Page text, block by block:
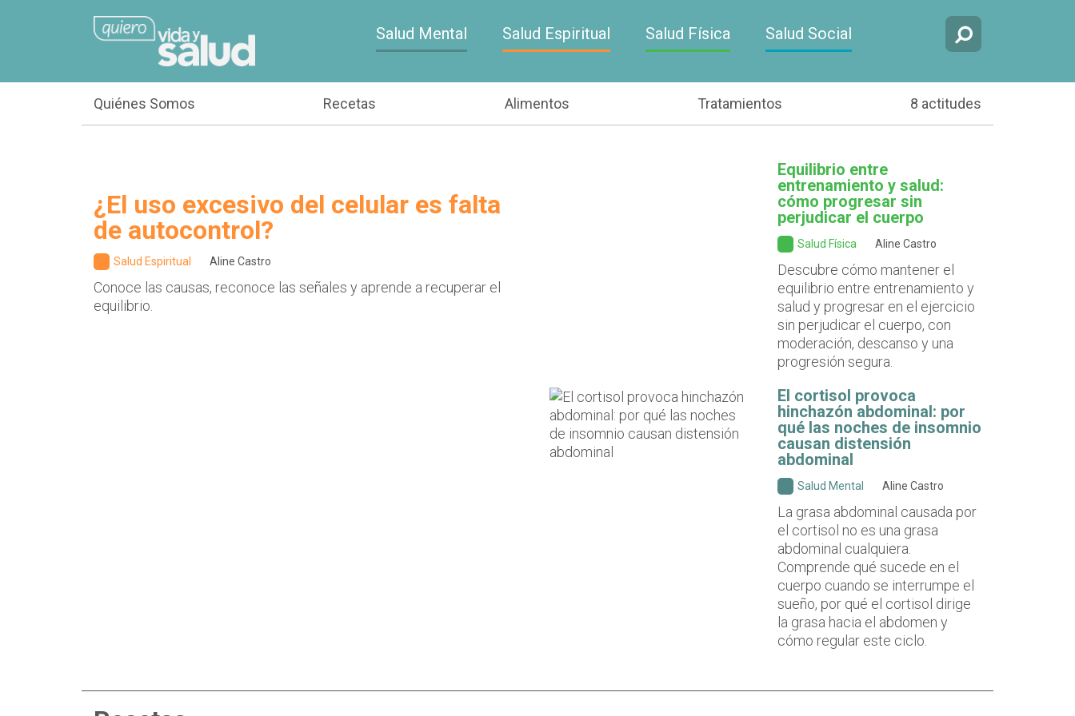
Salud Mental Salud Espiritual Salud Física Salud Social
Quiénes Somos Recetas Alimentos Tratamientos 8 actitudes
¿El uso excesivo del celular es falta
de autocontrol?
Salud Espiritual Aline Castro
Conoce las causas, reconoce las señales y aprende a recuperar el
equilibrio.
Equilibrio entre
entrenamiento y salud:
cómo progresar sin
perjudicar el cuerpo
Salud Física Aline Castro
Descubre cómo mantener el
equilibrio entre entrenamiento y
salud y progresar en el ejercicio
sin perjudicar el cuerpo, con
moderación, descanso y una
progresión segura.
El cortisol provoca
hinchazón abdominal: por
qué las noches de insomnio
causan distensión
abdominal
Salud Mental Aline Castro
La grasa abdominal causada por
el cortisol no es una grasa
abdominal cualquiera.
Comprende qué sucede en el
cuerpo cuando se interrumpe el
sueño, por qué el cortisol dirige
la grasa hacia el abdomen y
cómo regular este ciclo.